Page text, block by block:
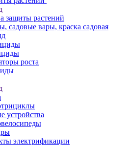
защиты растений
садовые вары, краска садовая
роста
устройства
электрификации